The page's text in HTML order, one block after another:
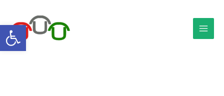
Open toolbar
content